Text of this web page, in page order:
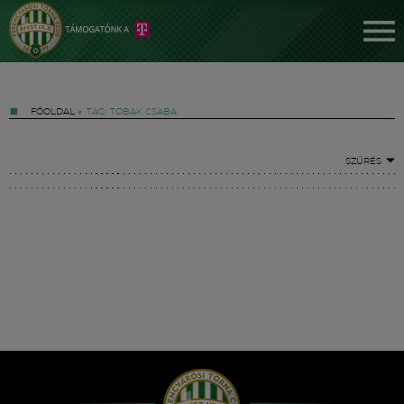
FŐOLDAL » TAG: TOBAK CSABA
SZŰRÉS
Hírek